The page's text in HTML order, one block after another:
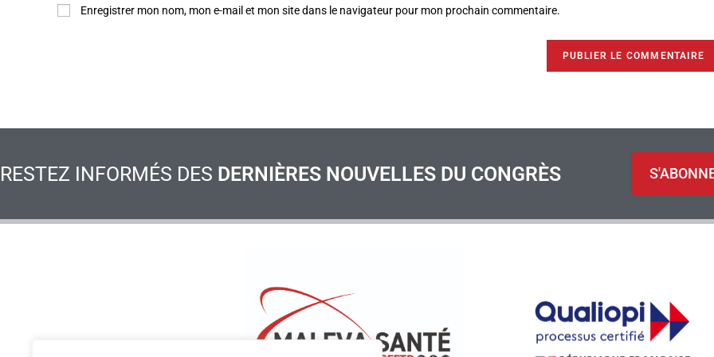
Enregistrer mon nom, mon e-mail et mon site dans le navigateur pour mon prochain commentaire.
RESTEZ INFORMÉS DES DERNIÈRES NOUVELLES DU CONGRÈS